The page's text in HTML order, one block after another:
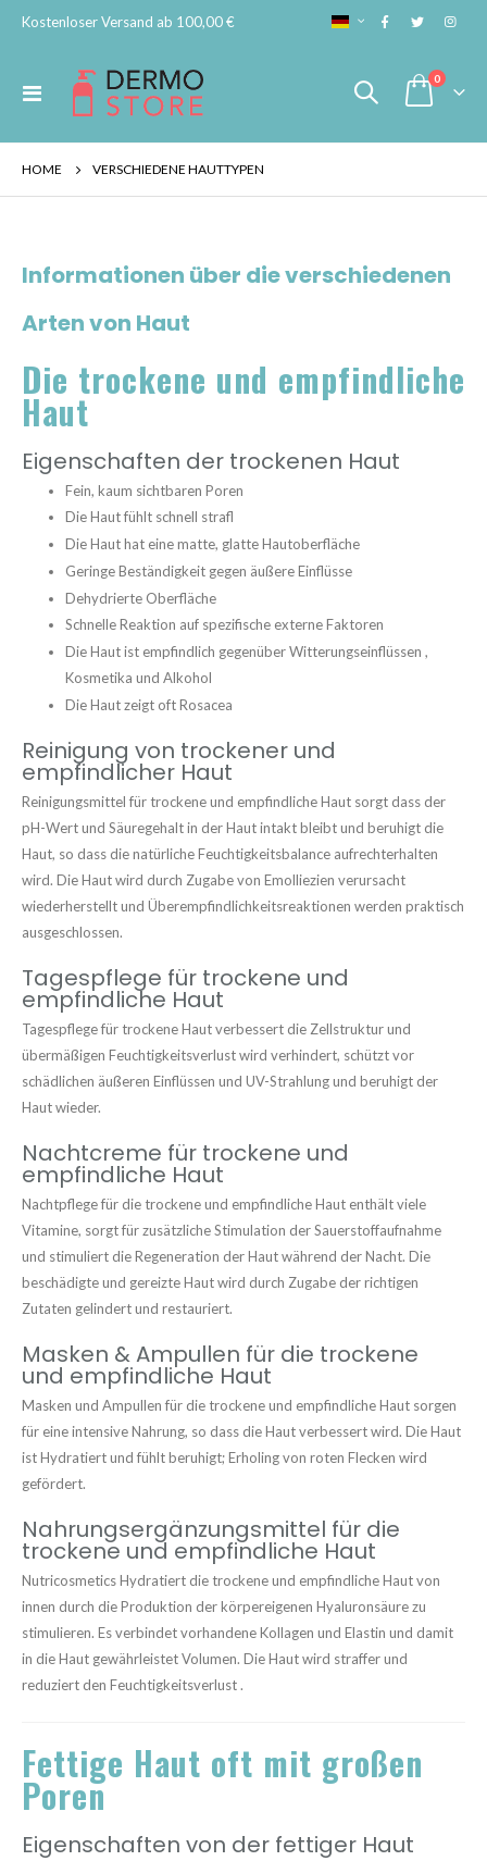
Kostenloser Versand ab 100,00 € SPRACHE
Navigation
umschalten
Cart
0Artikel
HOME VERSCHIEDENE HAUTTYPEN
Informationen über die verschiedenen
Arten von Haut
Die trockene und empfindliche
Haut
Eigenschaften der trockenen Haut
Fein, kaum sichtbaren Poren
Die Haut fühlt schnell strafl
Die Haut hat eine matte, glatte Hautoberfläche
Geringe Beständigkeit gegen äußere Einflüsse
Dehydrierte Oberfläche
Schnelle Reaktion auf spezifische externe Faktoren
Die Haut ist empfindlich gegenüber Witterungseinflüssen ,
Kosmetika und Alkohol
Die Haut zeigt oft Rosacea
Reinigung von trockener und
empfindlicher Haut
Reinigungsmittel für trockene und empfindliche Haut sorgt dass der
pH-Wert und Säuregehalt in der Haut intakt bleibt und beruhigt die
Haut, so dass die natürliche Feuchtigkeitsbalance aufrechterhalten
wird. Die Haut wird durch Zugabe von Emolliezien verursacht
wiederherstellt und Überempfindlichkeitsreaktionen werden praktisch
ausgeschlossen.
Tagespflege für trockene und
empfindliche Haut
Tagespflege für trockene Haut verbessert die Zellstruktur und
übermäßigen Feuchtigkeitsverlust wird verhindert, schützt vor
schädlichen äußeren Einflüssen und UV-Strahlung und beruhigt der
Haut wieder.
Nachtcreme für trockene und
empfindliche Haut
Nachtpflege für die trockene und empfindliche Haut enthält viele
Vitamine, sorgt für zusätzliche Stimulation der Sauerstoffaufnahme
und stimuliert die Regeneration der Haut während der Nacht. Die
beschädigte und gereizte Haut wird durch Zugabe der richtigen
Zutaten gelindert und restauriert.
Masken & Ampullen für die trockene
und empfindliche Haut
Masken und Ampullen für die trockene und empfindliche Haut sorgen
für eine intensive Nahrung, so dass die Haut verbessert wird. Die Haut
ist Hydratiert und fühlt beruhigt; Erholing von roten Flecken wird
gefördert.
Nahrungsergänzungsmittel für die
trockene und empfindliche Haut
Nutricosmetics Hydratiert die trockene und empfindliche Haut von
innen durch die Produktion der körpereigenen Hyaluronsäure zu
stimulieren. Es verbindet vorhandene Kollagen und Elastin und damit
in die Haut gewährleistet Volumen. Die Haut wird straffer und
reduziert den Feuchtigkeitsverlust .
Fettige Haut oft mit großen
Poren
Eigenschaften von der fettiger Haut